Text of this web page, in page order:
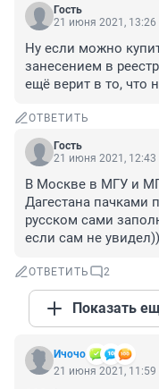
Гость
21 июня 2021, 13:26
Ну если можно
занесением в
ещё верит в то, что
ОТВЕТИТЬ
Гость
21 июня 2021, 12:43
В Москве в МГУ и
Дагестана пачками
русском сами
если сам не увидел))
ОТВЕТИТЬ 2
Показать
Ичочо
21 июня 2021, 11:59